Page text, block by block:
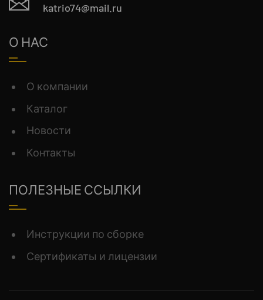
katrio74@mail.ru
О НАС
О компании
Каталог
Новости
Контакты
ПОЛЕЗНЫЕ ССЫЛКИ
Инструкции по сборке
Сертификаты и лицензии